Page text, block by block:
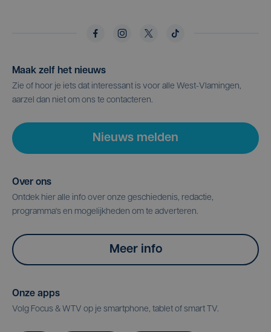
Maak zelf het nieuws
Zie of hoor je iets dat interessant is voor alle West-Vlamingen,
aarzel dan niet om ons te contacteren.
Nieuws melden
Over ons
Ontdek hier alle info over onze geschiedenis, redactie,
programma's en mogelijkheden om te adverteren.
Meer info
Onze apps
Volg Focus & WTV op je smartphone, tablet of smart TV.